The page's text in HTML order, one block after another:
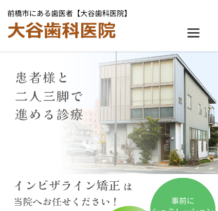
前橋市にある歯医者【大谷歯科医院】